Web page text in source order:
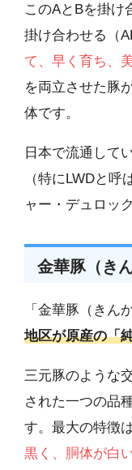
このAとBを掛け
掛け合わせる（
て、早く育ち、
を両立させた豚
体です。
日本で流通して
（特にLWDと
ャー・デュロッ
金華豚（き
「金華豚（きん
地区が原産の「
三元豚のような
された一つの品
す。最大の特徴は
黒く、胴体が白